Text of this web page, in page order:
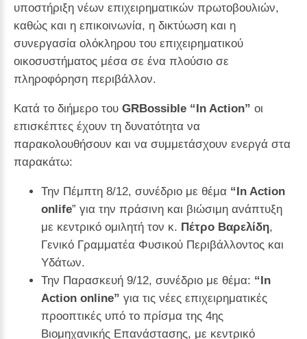
υποστήριξη νέων επιχειρηματικών πρωτοβουλιών,
καθώς και η επικοινωνία, η δικτύωση και η
συνεργασία ολόκληρου του επιχειρηματικού
οικοσυστήματος μέσα σε ένα πλούσιο σε
πληροφόρηση περιβάλλον.
Κατά το διήμερο του GRBossible “In Action” οι
επισκέπτες έχουν τη δυνατότητα να
παρακολουθήσουν και να συμμετάσχουν ενεργά στα
παρακάτω:
Την Πέμπτη 8/12, συνέδριο με θέμα “Ιn Action
onlife” για την πράσινη και βιώσιμη ανάπτυξη
με κεντρικό ομιλητή τον κ. Πέτρο Βαρελίδη,
Γενικό Γραμματέα Φυσικού Περιβάλλοντος και
Υδάτων.
Την Παρασκευή 9/12, συνέδριο με θέμα: “In
Action online” για τις νέες επιχειρηματικές
προοπτικές υπό το πρίσμα της 4ης
Βιομηχανικής Επανάστασης, με κεντρικό